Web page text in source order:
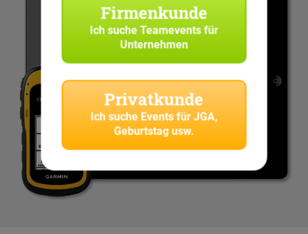
Firmenkunde
Ich sucheTeamevents für
Unternehmen
Privatkunde
Ich suche Events für JGA,
Geburtstag usw.